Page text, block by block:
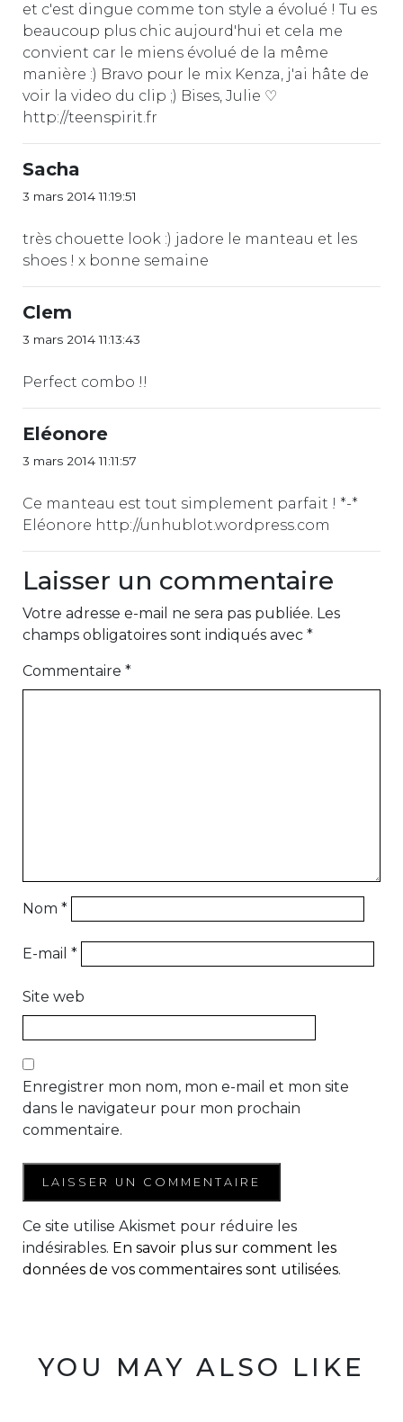
et c'est dingue comme ton style a évolué ! Tu es
beaucoup plus chic aujourd'hui et cela me
convient car le miens évolué de la même
manière :) Bravo pour le mix Kenza, j'ai hâte de
voir la video du clip ;) Bises, Julie ♡
http://teenspirit.fr
Sacha
3 mars 2014 11:19:51
très chouette look :) jadore le manteau et les
shoes ! x bonne semaine
Clem
3 mars 2014 11:13:43
Perfect combo !!
Eléonore
3 mars 2014 11:11:57
Ce manteau est tout simplement parfait ! *-*
Eléonore http://unhublot.wordpress.com
Laisser un commentaire
Votre adresse e-mail ne sera pas publiée. Les
champs obligatoires sont indiqués avec *
Commentaire *
Nom *
E-mail *
Site web
Enregistrer mon nom, mon e-mail et mon site
dans le navigateur pour mon prochain
commentaire.
Ce site utilise Akismet pour réduire les
indésirables. En savoir plus sur comment les
données de vos commentaires sont utilisées.
YOU MAY ALSO LIKE